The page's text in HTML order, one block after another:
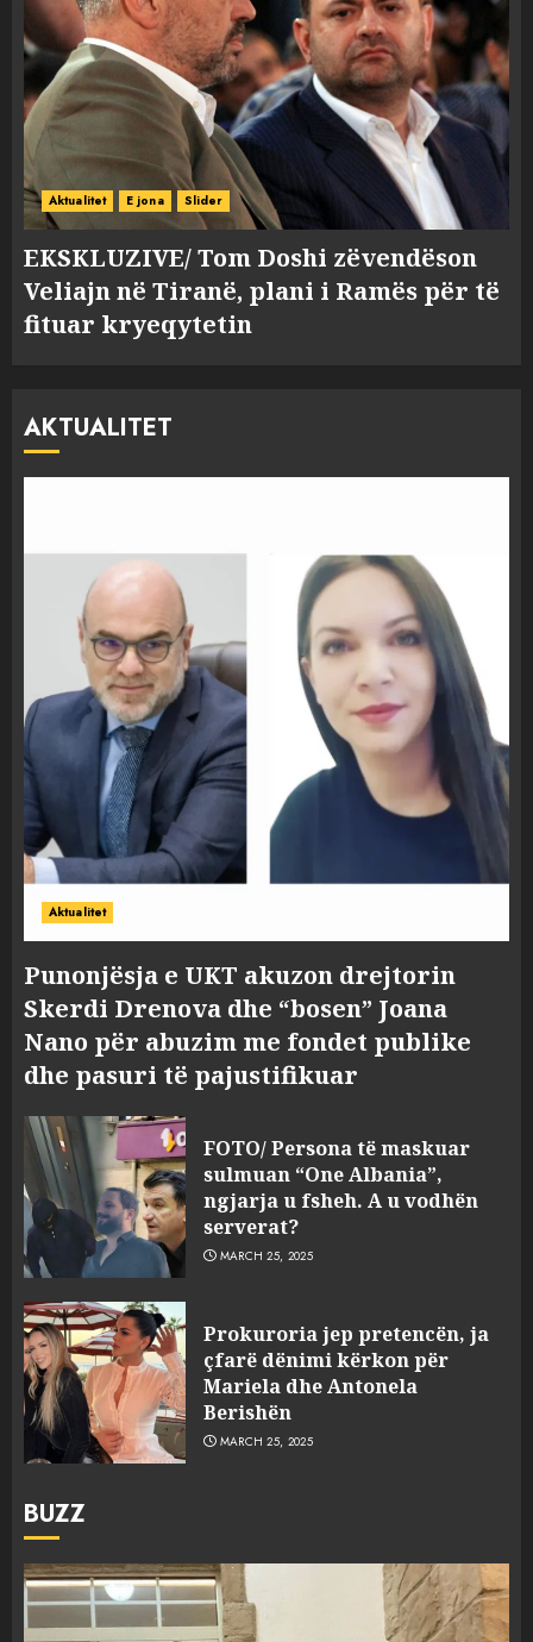
Aktualitet E jona Slider
EKSKLUZIVE/ Tom Doshi zëvendëson
Veliajn në Tiranë, plani i Ramës për të
fituar kryeqytetin
AKTUALITET
Aktualitet
Punonjësja e UKT akuzon drejtorin
Skerdi Drenova dhe “bosen” Joana
Nano për abuzim me fondet publike
dhe pasuri të pajustifikuar
FOTO/ Persona të maskuar
sulmuan “One Albania”,
ngjarja u fsheh. A u vodhën
serverat?
MARCH 25, 2025
Prokuroria jep pretencën, ja
çfarë dënimi kërkon për
Mariela dhe Antonela
Berishën
MARCH 25, 2025
BUZZ